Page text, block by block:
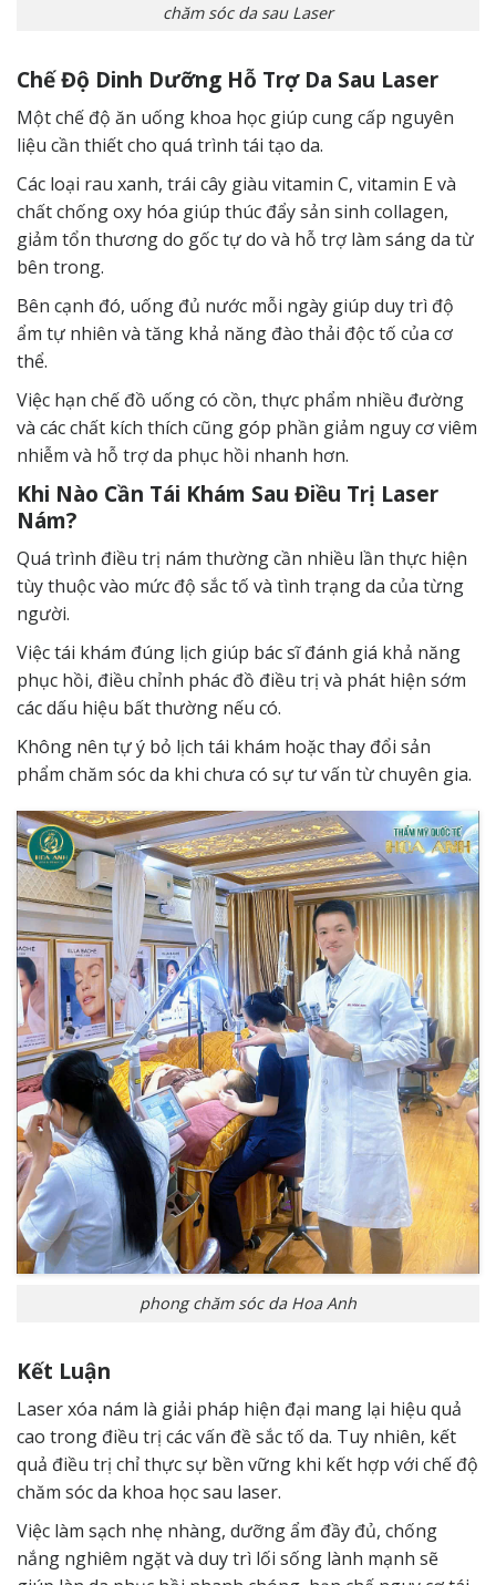
chăm sóc da sau Laser
Chế Độ Dinh Dưỡng Hỗ Trợ Da Sau Laser
Một chế độ ăn uống khoa học giúp cung cấp nguyên
liệu cần thiết cho quá trình tái tạo da.
Các loại rau xanh, trái cây giàu vitamin C, vitamin E và
chất chống oxy hóa giúp thúc đẩy sản sinh collagen,
giảm tổn thương do gốc tự do và hỗ trợ làm sáng da từ
bên trong.
Bên cạnh đó, uống đủ nước mỗi ngày giúp duy trì độ
ẩm tự nhiên và tăng khả năng đào thải độc tố của cơ
thể.
Việc hạn chế đồ uống có cồn, thực phẩm nhiều đường
và các chất kích thích cũng góp phần giảm nguy cơ viêm
nhiễm và hỗ trợ da phục hồi nhanh hơn.
Khi Nào Cần Tái Khám Sau Điều Trị Laser
Nám?
Quá trình điều trị nám thường cần nhiều lần thực hiện
tùy thuộc vào mức độ sắc tố và tình trạngda của từng
người.
Việc tái khám đúng lịch giúp bác sĩ đánh giá khả năng
phục hồi, điều chỉnh phác đồ điều trị và phát hiện sớm
các dấu hiệu bất thường nếu có.
Không nên tự ý bỏ lịch tái khám hoặc thay đổi sản
phẩm chăm sóc da khi chưa có sự tư vấn từ chuyên gia.
phong chăm sóc da Hoa Anh
Kết Luận
Laser xóa nám là giải pháp hiện đại mang lại hiệu quả
cao trong điều trị các vấn đề sắc tố da. Tuy nhiên, kết
quả điều trị chỉ thực sự bền vững khi kết hợp với chế độ
chăm sóc da khoa học sau laser.
Việc làm sạch nhẹ nhàng, dưỡng ẩm đầy đủ, chống
nắng nghiêm ngặt và duy trì lối sống lành mạnh sẽ